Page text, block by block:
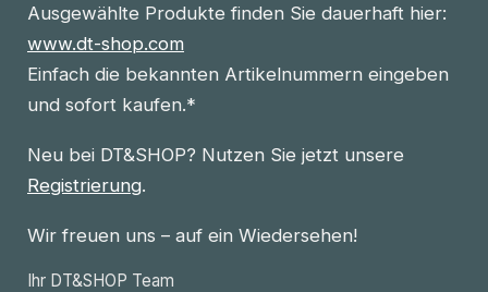
Ausgewählte Produkte finden Sie dauerhaft hier:
www.dt-shop.com
Einfach die bekannten Artikelnummern eingeben
und sofort kaufen.*
Neu bei DT&SHOP? Nutzen Sie jetzt unsere
Registrierung.
Wir freuen uns – auf ein Wiedersehen!
Ihr DT&SHOP Team